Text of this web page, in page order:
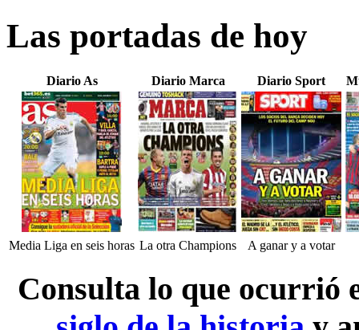
Las portadas de hoy
Diario As Diario Marca Diario Sport
Media Liga en seis horas La otra Champions A ganar y a votar
Consulta lo que ocurrió